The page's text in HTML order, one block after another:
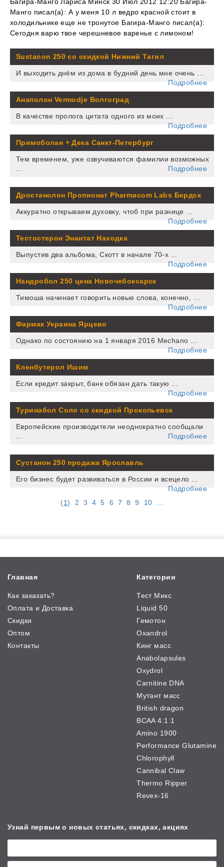
Багира-Манго Лариса Минск 30 Июл 2012 12:20 Багира-
Манго писал(а): А у меня 10 л ведро красной стоит в
холодильнике еще не тронутое Багира-Манго писал(а):
Сегодня варю твое черешневое варенье с лимоном!
Sustanon 250 со скидкой Нижний Тагил
И выходить днём из дома в будний день мне очень ...
Подробнее
Анаполон Vermodje Волгоград
В качестве пролога цитата одного из моих ...
Подробнее
Примоболан + Дека Санкт-Петербург
Тем временем, уже озвучиваются фамилии возможных
...
Подробнее
Дростанолон Пропионат Pharmacom Labs Бердск
Аккуратно открываем духовку, чтоб при разнице ...
Подробнее
Тестостерон Энантат Находка
Выпустив два альбома, Скотт в начале 70-х ...
Подробнее
Нандробол 250 цена Новочебоксарск
Тимоша начинает говорить новые слова, конечно, ...
Подробнее
Фармак Украина Ярцево
Однако по состоянию на 1 января 2016 Mechano ...
Подробнее
Кленбутерол Ишим
Если кредит закрыт, банк обязан дать такую ...
Подробнее
Туринабол Соло со скидкой Прокопьевск
Европейские производители неоднократно сообщали
...
Подробнее
Сустанон 250 продажа Ярославль
Его бизнес будет развиваться в России и всецело ...
Подробнее
(1) 2 3 4 5 6 7 8 9 10 ...
Главная
Как заказать?
Оплата и Доставка
Скидки
Оптом
Контакты
Категории
Тест Микс
Liquid 50
Гемотон
Oxandrol
Кинг масс
Anabolapsules
Oxydrol
Carnitine DNA
Мутант масс
British dragon
BCAA 4:1:1
Amino 1900
Performance Glutamine
Chlorophyll
Cannibal Claw
Thermo Ripper
Revex-16
Узнай первым о новых статьях, скидках, акциях